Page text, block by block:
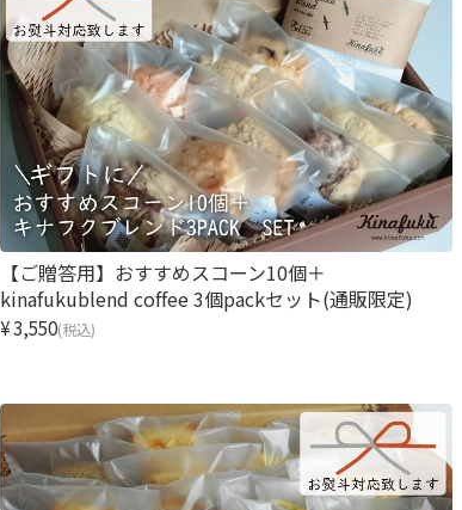
【ご贈答用】おすすめスコーン10個＋
kinafukublend coffee 3個packセット(通販限定)
¥3,550(税込)